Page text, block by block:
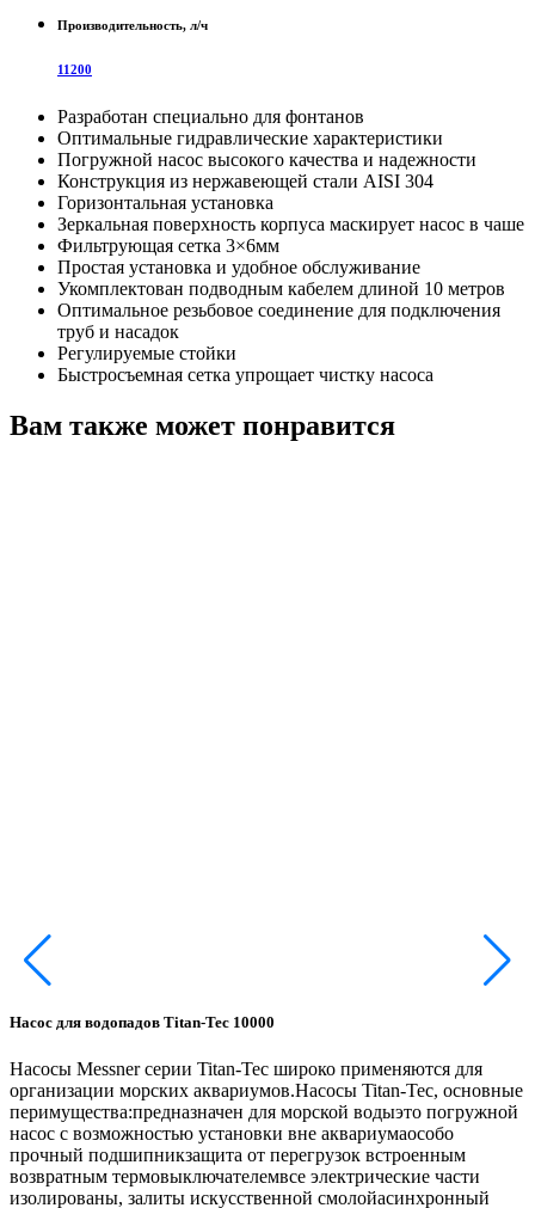
Производительность, л/ч
11200
Разработан специально для фонтанов
Оптимальные гидравлические характеристики
Погружной насос высокого качества и надежности
Конструкция из нержавеющей стали AISI 304
Горизонтальная установка
Зеркальная поверхность корпуса маскирует насос в чаше
Фильтрующая сетка 3×6мм
Простая установка и удобное обслуживание
Укомплектован подводным кабелем длиной 10 метров
Оптимальное резьбовое соединение для подключения
труб и насадок
Регулируемые стойки
Быстросъемная сетка упрощает чистку насоса
Вам также может понравится
Насос для водопадов Titan-Tec 10000
Насосы Messner серии Titan-Tec широко применяются для
организации морских аквариумов.Насосы Titan-Tec, основные
перимущества:предназначен для морской водыэто погружной
насос с возможностью установки вне аквариумаособо
прочный подшипникзащита от перегрузок встроенным
возвратным термовыключателемвсе электрические части
изолированы, залиты искусственной смолойасинхронный